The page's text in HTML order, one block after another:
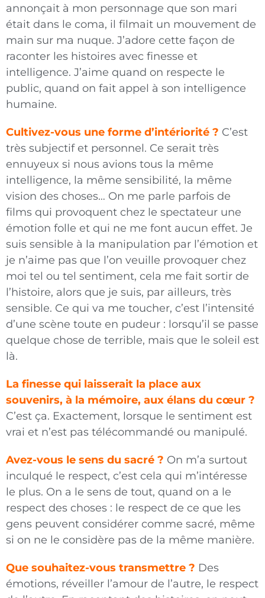
annonçait à mon personnage que son mari
était dans le coma, il filmait un mouvement de
main sur ma nuque. J’adore cette façon de
raconter les histoires avec finesse et
intelligence. J’aime quand on respecte le
public, quand on fait appel à son intelligence
humaine.
Cultivez-vous une forme d’intériorité ? C’est
très subjectif et personnel. Ce serait très
ennuyeux si nous avions tous la même
intelligence, la même sensibilité, la même
vision des choses… On me parle parfois de
films qui provoquent chez le spectateur une
émotion folle et qui ne me font aucun effet. Je
suis sensible à la manipulation par l’émotion et
je n’aime pas que l’on veuille provoquer chez
moi tel ou tel sentiment, cela me fait sortir de
l’histoire, alors que je suis, par ailleurs, très
sensible. Ce qui va me toucher, c’est l’intensité
d’une scène toute en pudeur : lorsqu’il se passe
quelque chose de terrible, mais que le soleil est
là.
La finesse qui laisserait la place aux
souvenirs, à la mémoire, aux élans du cœur ?
C’est ça. Exactement, lorsque le sentiment est
vrai et n’est pas télécommandé ou manipulé.
Avez-vous le sens du sacré ? On m’a surtout
inculqué le respect, c’est cela qui m’intéresse
le plus. On a le sens de tout, quand on a le
respect des choses : le respect de ce que les
gens peuvent considérer comme sacré, même
si on ne le considère pas de la même manière.
Que souhaitez-vous transmettre ? Des
émotions, réveiller l’amour de l’autre, le respect